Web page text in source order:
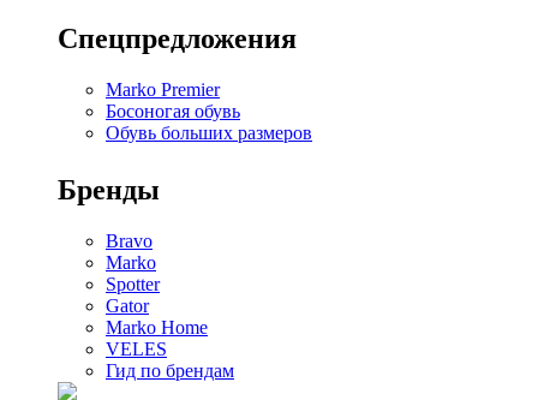
Спецпредложения
Marko Premier
Босоногая обувь
Обувь больших размеров
Бренды
Bravo
Marko
Spotter
Gator
Marko Home
VELES
Гид по брендам